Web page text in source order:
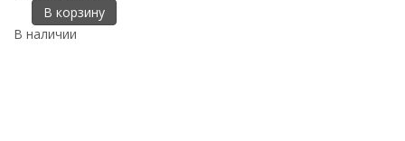
В корзину
В наличии